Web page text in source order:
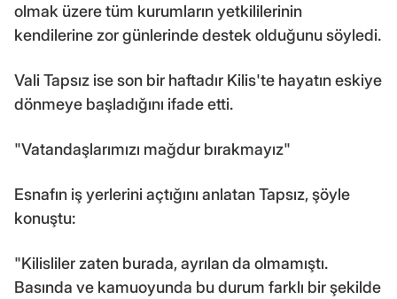
olmak üzere tüm kurumların yetkililerinin
kendilerine zor günlerinde destek olduğunu söyledi.
Vali Tapsız ise son bir haftadır Kilis'te hayatın eskiye
dönmeye başladığını ifade etti.
"Vatandaşlarımızı mağdur bırakmayız"
Esnafın iş yerlerini açtığını anlatan Tapsız, şöyle
konuştu:
"Kilisliler zaten burada, ayrılan da olmamıştı.
Basında ve kamuoyunda bu durum farklı bir şekilde